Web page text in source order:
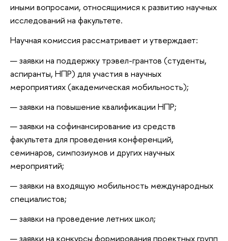
иными вопросами, относящимися к развитию научных
исследований на факультете.
Научная комиссия рассматривает и утверждает:
заявки на поддержку трэвел-грантов (студенты,
аспиранты, НПР) для участия в научных
мероприятиях (академическая мобильность);
заявки на повышение квалификации НПР;
заявки на софинансирование из средств
факультета для проведения конференций,
семинаров, симпозиумов и других научных
мероприятий;
заявки на входящую мобильность международных
специалистов;
заявки на проведение летних школ;
заявки на конкурсы формирования проектных групп